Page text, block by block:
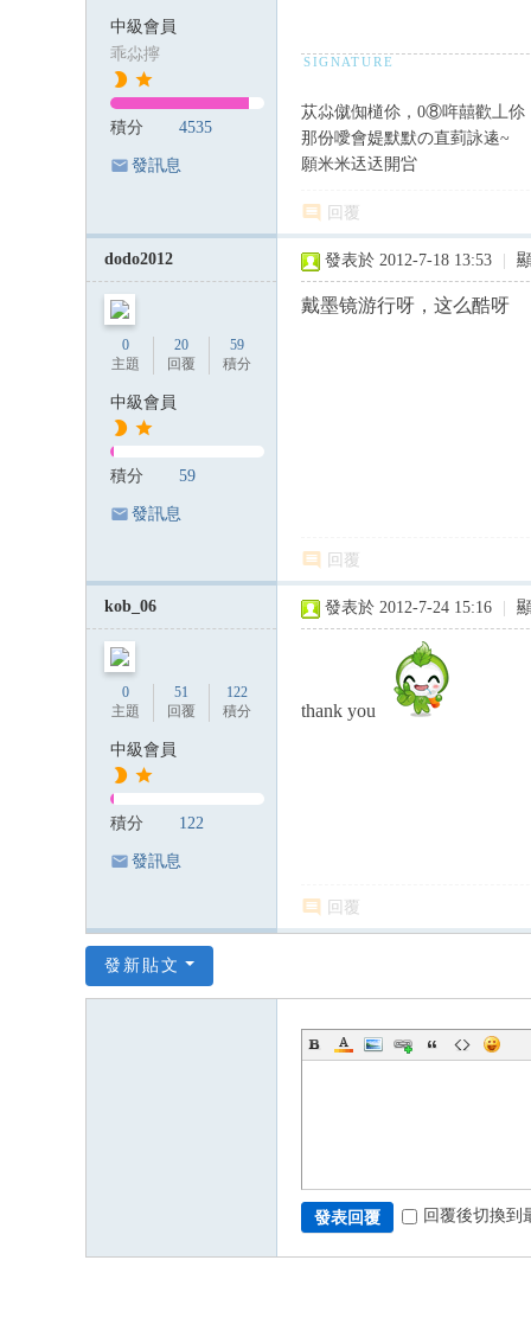
中級會員
乖尛擰
積分 4535
發訊息
苁尛僦倁檤伱，0⑧哖囍歡丄伱
那份噯會媞默默の直菿詠逺~
願米米迗迗開吢
回覆
dodo2012
0
主題
20
回覆
59
積分
中級會員
積分 59
發訊息
發表於 2012-7-18 13:53
戴墨镜游行呀，这么酷呀
回覆
kob_06
0
主題
51
回覆
122
積分
中級會員
積分 122
發訊息
發表於 2012-7-24 15:16
thank you
回覆
發新貼文
發表回覆 回覆後切換到